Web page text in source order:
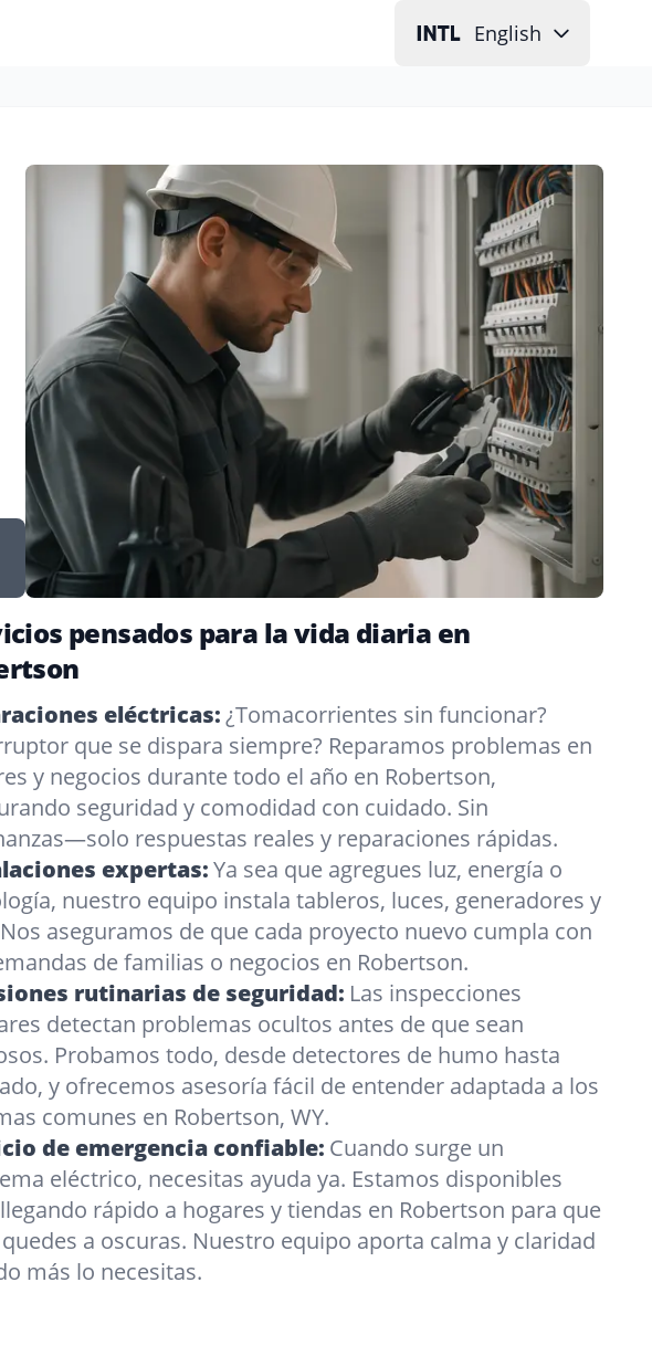
English
pensados para la vida diaria en
eléctricas:¿Tomacorrientes sin funcionar?
que se dispara siempre? Reparamos problemas en
y negocios durante todo el año en Robertson,
seguridad y comodidad con cuidado. Sin
respuestas reales y reparaciones rápidas.
expertas:Ya sea que agregues luz, energía o
nuestro equipo instala tableros, luces, generadores y
aseguramos de que cada proyecto nuevo cumpla con
de familias o negocios en Robertson.
rutinarias de seguridad: Las inspecciones
detectan problemas ocultos antes de que sean
Probamos todo, desde detectores de humo hasta
y ofrecemos asesoría fácil de entender adaptada a los
comunes en Robertson, WY.
de emergencia confiable: Cuando surge un
eléctrico, necesitas ayuda ya. Estamos disponibles
rápido a hogares y tiendas en Robertson para que
a oscuras. Nuestro equipo aporta calma y claridad
más lo necesitas.